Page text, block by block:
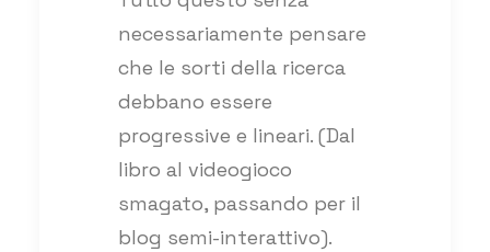
necessariamente pensare
che le sorti della ricerca
debbano essere
progressive e lineari. (Dal
libro al videogioco
smagato, passando per il
blog semi-interattivo).